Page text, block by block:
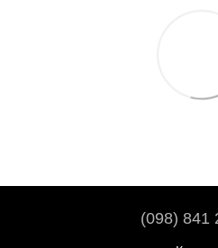
(098) 841